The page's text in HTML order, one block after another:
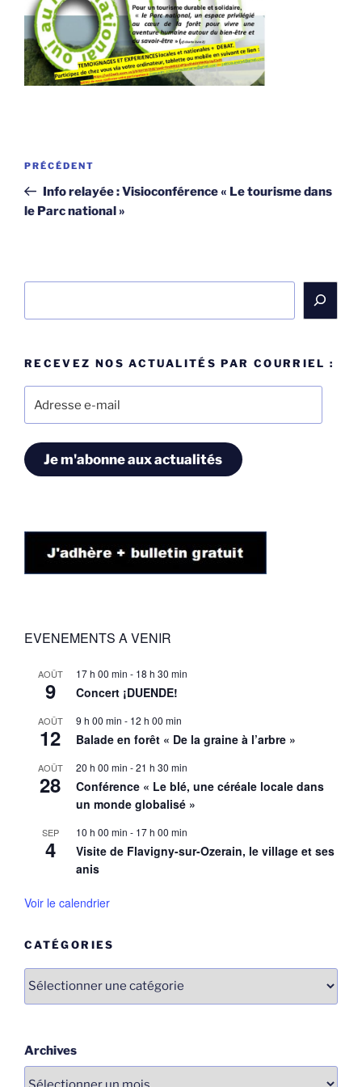
Navigation
l’article
Article
précédent
PRÉCÉDENT
Info relayée : Visioconférence « Le tourisme dans
le Parc national »
RECEVEZ NOS ACTUALITÉS PAR COURRIEL :
e-
Je m'abonne aux actualités
EVENEMENTS A VENIR
AOÛT
9
17 h 00 min - 18 h 30 min
Concert ¡DUENDE!
AOÛT
12
9 h 00 min - 12 h 00 min
Balade en forêt « De la graine à l’arbre »
AOÛT
28
20 h 00 min -21 h 30 min
Conférence « Le blé, une céréale locale dans
un monde globalisé »
SEP
4
10 h 00 min - 17 h 00 min
Visite de Flavigny-sur-Ozerain, le village et ses
anis
Voir le calendrier
CATÉGORIES
Catégories
Archives